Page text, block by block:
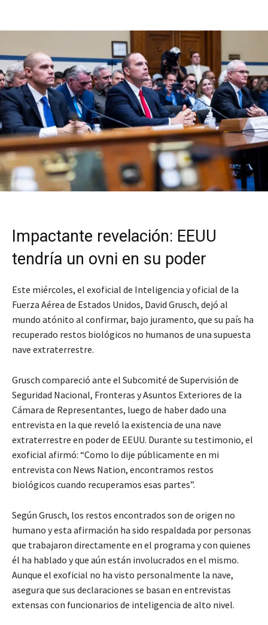
Impactante revelación: EEUU
tendría un ovni en su poder
Este miércoles, el exoficial de Inteligencia y oficial de la
Fuerza Aérea de Estados Unidos, David Grusch, dejó al
mundo atónito al confirmar, bajo juramento, que su país ha
recuperado restos biológicos no humanos de una supuesta
nave extraterrestre.
Grusch compareció ante el Subcomité de Supervisión de
Seguridad Nacional, Fronteras y Asuntos Exteriores de la
Cámara de Representantes, luego de haber dado una
entrevista en la que reveló la existencia de una nave
extraterrestre en poder de EEUU. Durante su testimonio, el
exoficial afirmó: “Como lo dije públicamente en mi
entrevista con News Nation, encontramos restos
biológicos cuando recuperamos esas partes”.
Según Grusch, los restos encontrados son de origen no
humano y esta afirmación ha sido respaldada por personas
que trabajaron directamente en el programa y con quienes
él ha hablado y que aún están involucrados en el mismo.
Aunque el exoficial no ha visto personalmente la nave,
asegura que sus declaraciones se basan en entrevistas
extensas con funcionarios de inteligencia de alto nivel.